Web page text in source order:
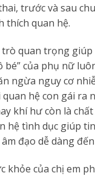
trước và sau
thích quan hệ.
quan trọng giúp
bé” của phụ nữ
ngừa nguy cơ
hệ con gái ra
khí hư còn là
hệ tình dục giúp
đạo dễ dàng
khỏe của chị em